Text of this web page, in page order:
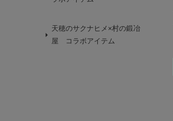
天穂のサクナヒメ×村の鍛冶
屋 コラボアイテム